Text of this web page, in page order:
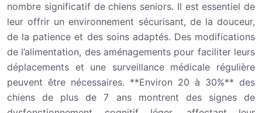
nombre significatif de chiens seniors. Il est essentiel de
leur offrir un environnement sécurisant, de la douceur,
de la patience et des soins adaptés. Des modifications
de l’alimentation, des aménagements pour faciliter leurs
déplacements et une surveillance médicale régulière
peuvent être nécessaires. **Environ 20 à 30%** des
chiens de plus de 7 ans montrent des signes de